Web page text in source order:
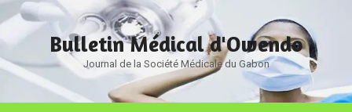
Aller
au
contenu
Bulletin Médical d'Owendo
Journal de la Société Médicale du Gabon